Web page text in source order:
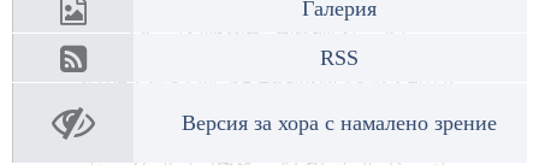
Галерия
RSS
Версия за хора с намалено зрение